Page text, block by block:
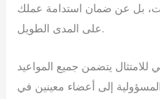
بل عن ضمان استدامة عملك
على المدى الطويل.
يتضمن جميع المواعيد
المسؤولية إلى أعضاء معينين في